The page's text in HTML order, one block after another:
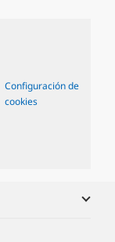
Configuración de
cookies